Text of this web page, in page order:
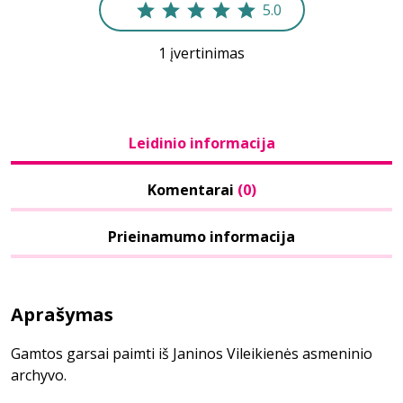
5.0
1 įvertinimas
Leidinio informacija
Komentarai (0)
Prieinamumo informacija
Aprašymas
Gamtos garsai paimti iš Janinos Vileikienės asmeninio
archyvo.